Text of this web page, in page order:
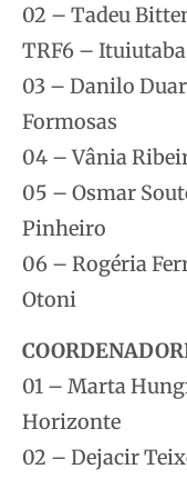
02 – Tadeu
TRF6 – Ituiutaba
03 – Danilo
Formosas
04 – Vânia
05 – Osmar
Pinheiro
06 – Rogéria
Otoni
01 – Marta
Horizonte
02 – Dejacir